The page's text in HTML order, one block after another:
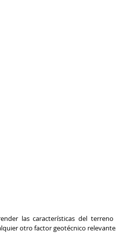
las características del
otro factor geotécnico